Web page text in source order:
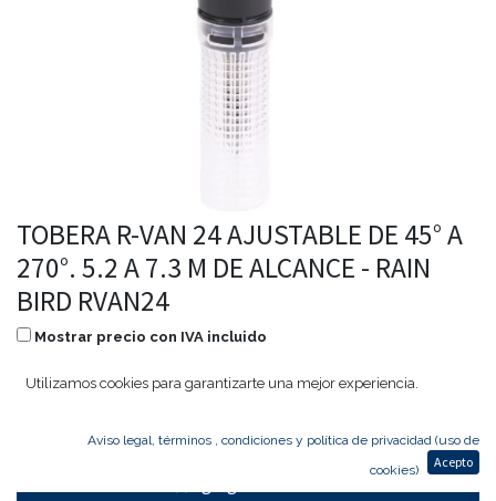
TOBERA R-VAN 24 AJUSTABLE DE 45° A
270°. 5.2 A 7.3 M DE ALCANCE - RAIN
BIRD RVAN24
Mostrar precio con IVA incluido
10,40€ 7,28€
Utilizamos cookies para garantizarte una mejor experiencia.
Aviso legal, términos , condiciones y política de privacidad (uso de
cookies)
Acepto